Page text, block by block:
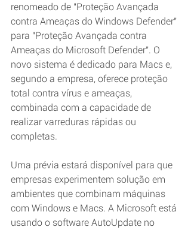
renomeado de "Proteção Avançada
contra Ameaças do Windows Defender"
para "Proteção Avançada contra
Ameaças do Microsoft Defender". O
novo sistema é dedicado para Macs e,
segundo a empresa, oferece proteção
total contra vírus e ameaças,
combinada com a capacidade de
realizar varreduras rápidas ou
completas.
Uma prévia estará disponível para que
empresas experimentem solução em
ambientes que combinam máquinas
com Windows e Macs. A Microsoft está
usando o software AutoUpdate no